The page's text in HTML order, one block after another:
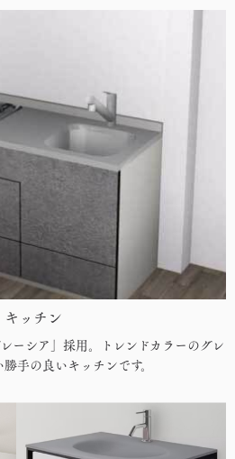
キッチン
ーシア」採用。トレンドカラーのグレ
手の良いキッチンです。